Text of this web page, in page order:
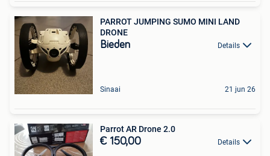
PARROT JUMPING SUMO MINI LAND
DRONE
Bieden Details
Sinaai 21 jun 26
Parrot AR Drone 2.0
€ 150,00 Details